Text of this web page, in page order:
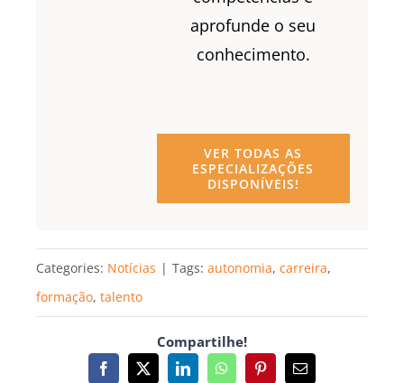
aprofunde o seu
conhecimento.
VER TODAS AS
ESPECIALIZAÇÕES
DISPONÍVEIS!
Categories: Notícias | Tags: autonomia, carreira,
formação, talento
Compartilhe!
Facebook
X LinkedInWhatsAppPinterestEmail